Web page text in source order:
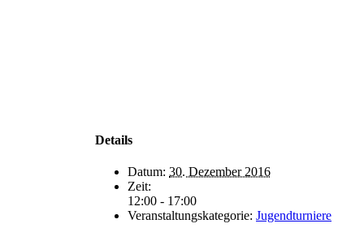
Details
Datum: 30. Dezember 2016
Zeit:
12:00 - 17:00
Veranstaltungskategorie: Jugendturniere